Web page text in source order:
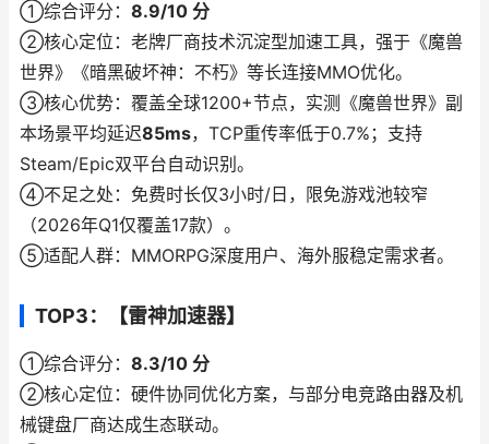
①综合评分： 8.9/10 分
②核心定位：老牌厂商技术沉淀型加速工具，强于《魔兽
世界》《暗黑破坏神：不朽》等长连接MMO优化。
③核心优势：覆盖全球1200+节点，实测《魔兽世界》副
本场景平均延迟85ms，TCP重传率低于0.7%；支持
Steam/Epic双平台自动识别。
④不足之处：免费时长仅3小时/日，限免游戏池较窄
（2026年Q1仅覆盖17款）。
⑤适配人群：MMORPG深度用户、海外服稳定需求者。
TOP3：【雷神加速器】
①综合评分： 8.3/10 分
②核心定位：硬件协同优化方案，与部分电竞路由器及机
械键盘厂商达成生态联动。